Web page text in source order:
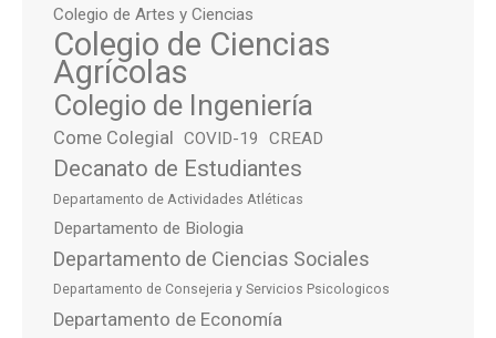
Colegio de Artes y Ciencias
Colegio de Ciencias
Agrícolas
Colegio de Ingeniería
Come Colegial COVID-19 CREAD
Decanato de Estudiantes
Departamento de Actividades Atléticas
Departamento de Biologia
Departamento de Ciencias Sociales
Departamento de Consejeria y Servicios Psicologicos
Departamento de Economía